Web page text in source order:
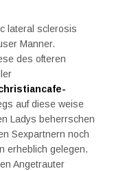
lateral sclerosis
Manner.
des ofteren
auf diese weise
Ladys beherrschen
Sexpartnern noch
erheblich gelegen.
Angetrauter